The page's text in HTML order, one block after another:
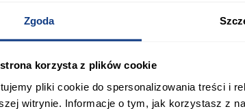
Zgoda
korzysta z plików cookie
pliki cookie do spersonalizowania treści i
witrynie. Informacje o tym, jak korzystasz z
nie tylko pełni funkcję estetyczną,
się z całością mebla, podkreślając jego
sprężynę bonellową, która
ze swojej trwałości i elastyczności, co
Powierzchnia spania o
służyć jako dodatkowe miejsce do spania